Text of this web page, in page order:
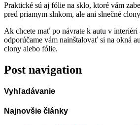
Praktické sú aj fólie na sklo, ktoré vám
pred priamym slnkom, ale ani slnečné
Ak chcete mať po návrate k autu v interiéri
odporúčame vám nainštalovať si na okná
clony alebo fólie.
Post navigation
Vyhľadávanie
Najnovšie články